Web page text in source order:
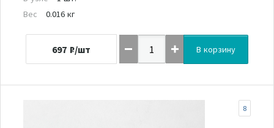
Вес
0.016 кг
697 ₽/шт В корзину
8